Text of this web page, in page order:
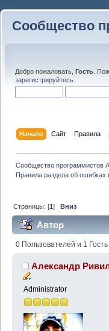
Сообщество
Добро пожаловать, Гость .
зарегистрируйтесь
Начало Сайт Правила
Сообщество программистов
Правила раздела об ошибках
Страницы: [1]Вниз
Автор
приложениях
0 Пользователей и 1
Александр
Administrator